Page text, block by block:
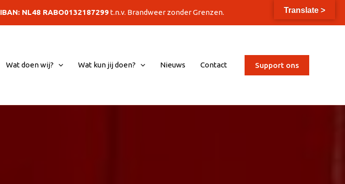
IBAN: NL48 RABO0132187299t.n.v. Brandweer zonder Grenzen.
Wat doen wij? Wat kun jij doen? Nieuws Contact Support ons
Translate >